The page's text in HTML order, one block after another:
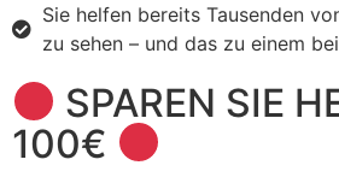
Sie helfen bereits Tausenden
zu sehen – und das zu einem
SPAREN SIE
100€